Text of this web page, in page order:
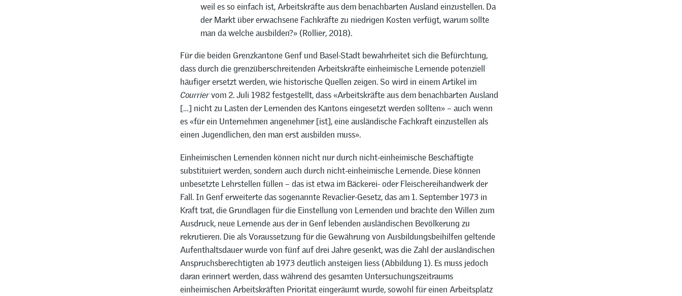
weil es so einfach ist, Arbeitskräfte aus dem benachbarten Ausland einzustellen. Da
der Markt über erwachsene Fachkräfte zu niedrigen Kosten verfügt, warum sollte
man da welche ausbilden?» (Rollier, 2018).
Für die beiden Grenzkantone Genf und Basel-Stadt bewahrheitet sich die Befürchtung,
dass durch die grenzüberschreitenden Arbeitskräfte einheimische Lernende potenziell
häufiger ersetzt werden, wie historische Quellen zeigen. So wird in einem Artikel im
Courriervom 2. Juli 1982 festgestellt, dass «Arbeitskräfte aus dem benachbarten Ausland
[…] nicht zu Lasten der Lernenden des Kantons eingesetzt werden sollten» – auch wenn
es «für ein Unternehmen angenehmer [ist], eine ausländische Fachkraft einzustellen als
einen Jugendlichen, den man erst ausbilden muss».
Einheimischen Lernenden können nicht nur durch nicht-einheimische Beschäftigte
substituiert werden, sondern auch durch nicht-einheimische Lernende. Diese können
unbesetzte Lehrstellen füllen – das ist etwa im Bäckerei- oder Fleischereihandwerk der
Fall. In Genf erweiterte das sogenannte Revaclier-Gesetz, das am 1. September 1973 in
Kraft trat, die Grundlagen für die Einstellung von Lernenden und brachte den Willen zum
Ausdruck, neue Lernende aus der in Genf lebenden ausländischen Bevölkerung zu
rekrutieren. Die als Voraussetzung für die Gewährung von Ausbildungsbeihilfen geltende
Aufenthaltsdauer wurde von fünf auf drei Jahre gesenkt, was die Zahl der ausländischen
Anspruchsberechtigten ab 1973 deutlich ansteigen liess (Abbildung 1). Es muss jedoch
daran erinnert werden, dass während des gesamten Untersuchungszeitraums
einheimischen Arbeitskräften Priorität eingeräumt wurde, sowohl für einen Arbeitsplatz